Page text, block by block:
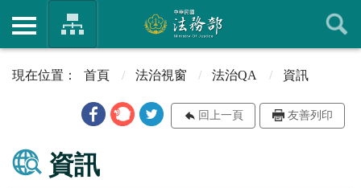
首頁 法治視窗 法治QA 資訊
回上一頁 友善列印
資訊